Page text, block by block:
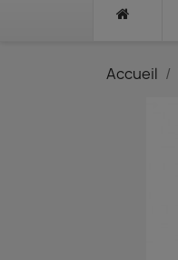
Accueil